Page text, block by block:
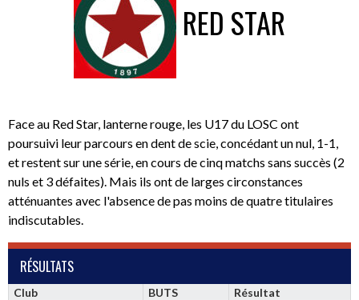
RED STAR
Face au Red Star, lanterne rouge, les U17 du LOSC ont
poursuivi leur parcours en dent de scie, concédant un nul, 1-1,
et restent sur une série, en cours de cinq matchs sans succès (2
nuls et 3 défaites). Mais ils ont de larges circonstances
atténuantes avec l'absence de pas moins de quatre titulaires
indiscutables.
RÉSULTATS
Club BUTS
Résultat